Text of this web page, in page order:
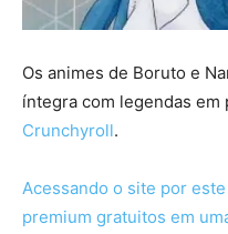
Os animes de Boruto e
íntegra com legendas
Crunchyroll.
Acessando o site por
premium gratuitos em